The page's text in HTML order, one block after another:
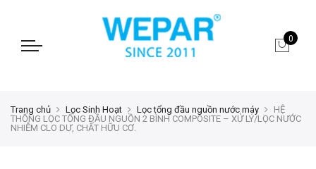
0
Trang chủ Lọc Sinh Hoạt Lọc tổng đầu nguồn nước máy
HỆ
THỐNG LỌC TỔNG ĐẦU NGUỒN 2 BÌNH COMPOSITE – XỬ LÝ/LỌC NƯỚC
NHIỄM CLO DƯ, CHẤT HỮU CƠ.